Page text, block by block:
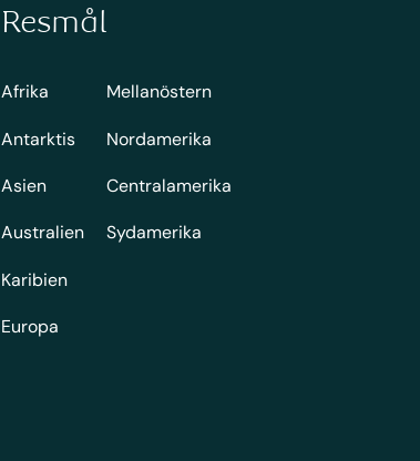
Resmål
Afrika
Antarktis
Asien
Australien
Karibien
Europa
Mellanöstern
Nordamerika
Centralamerika
Sydamerika